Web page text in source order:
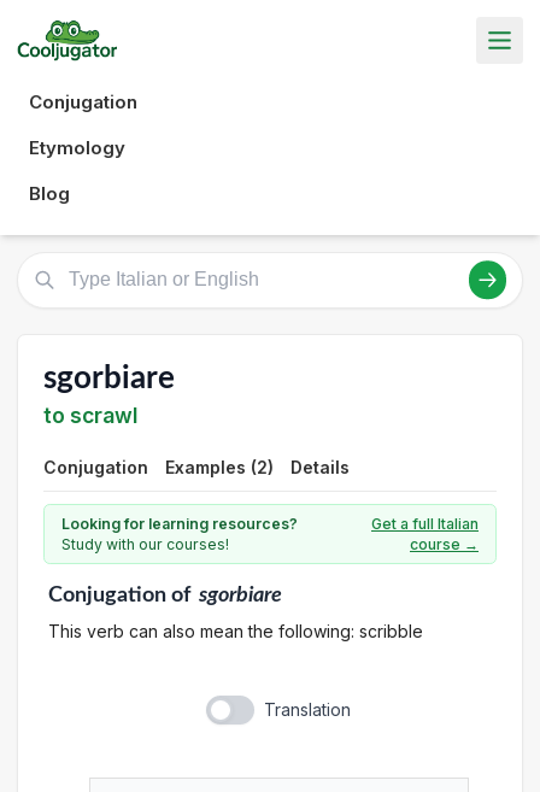
Conjugation
Etymology
Blog
sgorbiare
to scrawl
Conjugation Examples (2) Details
Looking for learning resources?
Study with our courses!
Get a full Italian
course →
Conjugationof sgorbiare
This verb can also mean the following: scribble
Translation